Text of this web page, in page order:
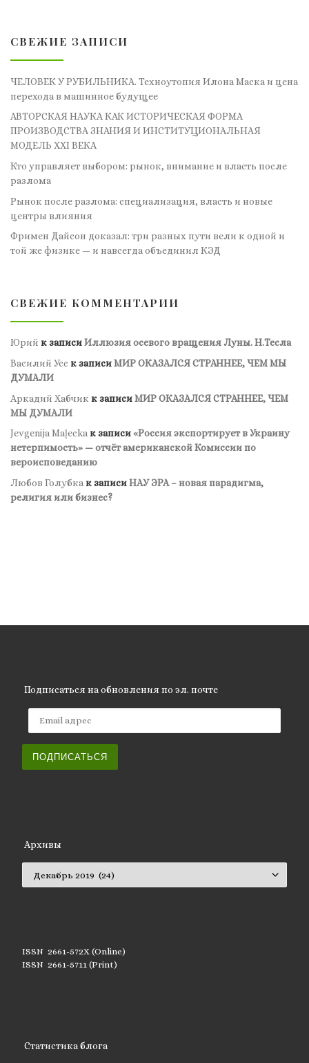
СВЕЖИЕ ЗАПИСИ
ЧЕЛОВЕК У РУБИЛЬНИКА. Техноутопия Илона Маска и цена
перехода в машинное будущее
АВТОРСКАЯ НАУКА КАК ИСТОРИЧЕСКАЯ ФОРМА
ПРОИЗВОДСТВА ЗНАНИЯ И ИНСТИТУЦИОНАЛЬНАЯ
МОДЕЛЬ XXI ВЕКА
Кто управляет выбором: рынок, внимание и власть после
разлома
Рынок после разлома: специализация, власть и новые
центры влияния
Фримен Дайсон доказал: три разных пути вели к одной и
той же физике — и навсегда объединил КЭД
СВЕЖИЕ КОММЕНТАРИИ
Юрий к записиИллюзия осевого вращения Луны. Н.Тесла
Василий Усс к записиМИР ОКАЗАЛСЯ СТРАННЕЕ, ЧЕМ МЫ
ДУМАЛИ
Аркадий Хабчик к записиМИР ОКАЗАЛСЯ СТРАННЕЕ, ЧЕМ
МЫ ДУМАЛИ
Jevgenija Maļeckaк записи«Россия экспортирует в Украину
нетерпимость» — отчёт американской Комиссии по
вероисповеданию
Любов Голубка к записиНАУ ЭРА – новая парадигма,
религия или бизнес?
Подписаться на обновления по эл. почте
ПОДПИСАТЬСЯ
Архивы
ISSN 2661-572X (Online)
ISSN 2661-5711 (Print)
Статистика блога